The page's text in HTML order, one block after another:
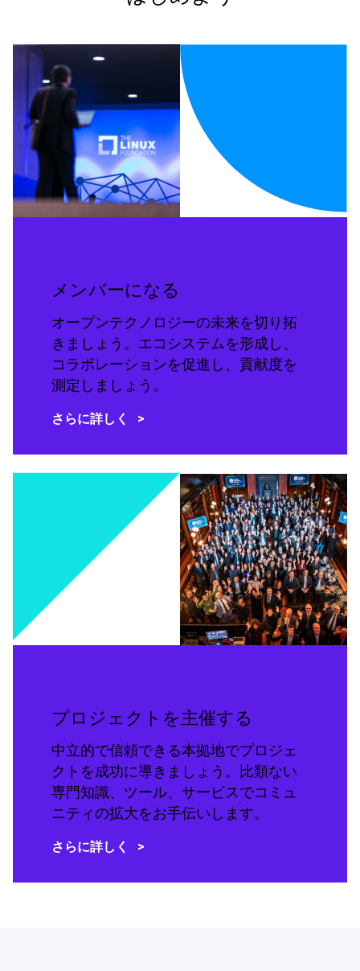
メンバーになる
オープンテクノロジーの未来を切り拓
きましょう。エコシステムを形成し、
コラボレーションを促進し、貢献度を
測定しましょう。
さらに詳しく
プロジェクトを主催する
中立的で信頼できる本拠地でプロジェ
クトを成功に導きましょう。比類ない
専門知識、ツール、サービスでコミュ
ニティの拡大をお手伝いします。
さらに詳しく